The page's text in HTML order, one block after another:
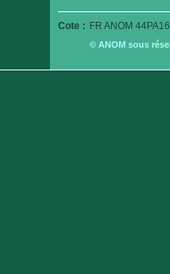
Cote : FR ANOM
© ANOM sous